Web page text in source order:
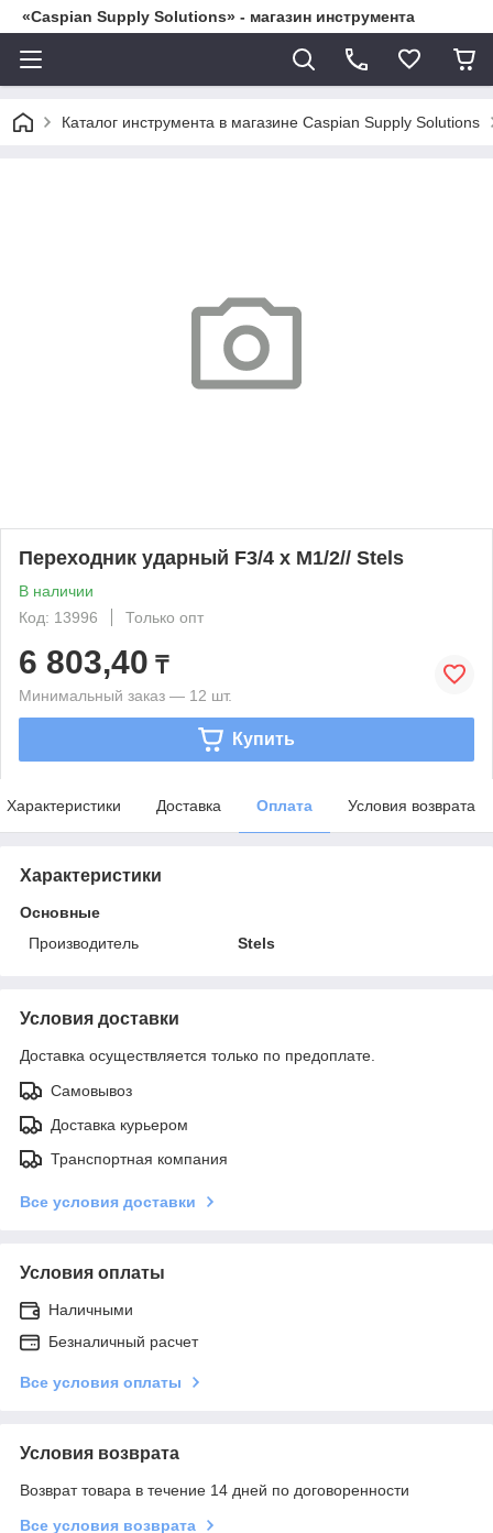
«Caspian Supply Solutions» - магазин инструмента
Каталог инструмента в магазине Caspian Supply Solutions
Переходник ударный F3/4 x M1/2// Stels
В наличии
Код: 13996
Только опт
6 803,40 ₸
Минимальный заказ — 12 шт.
Купить
Характеристики Доставка Оплата Условия возврата
Характеристики
Основные
Производитель
Stels
Условия доставки
Доставка осуществляется только по предоплате.
Самовывоз
Доставка курьером
Транспортная компания
Все условия доставки
Условия оплаты
Наличными
Безналичный расчет
Все условия оплаты
Условия возврата
Возврат товара в течение 14 дней по договоренности
Все условия возврата